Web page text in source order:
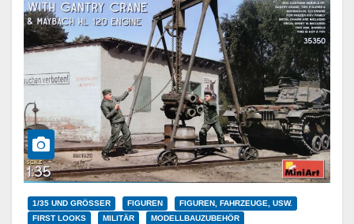
1/35 UND GRÖSSER FIGUREN
FIGUREN, FAHRZEUGE, USW.
FIRST LOOKS
MILITÄR
MODELLBAUZUBEHÖR